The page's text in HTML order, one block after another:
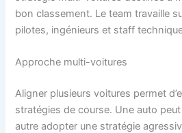
bon classement. Le team travaille
pilotes, ingénieurs et staff
Approche multi-voitures
Aligner plusieurs voitures permet
stratégies de course. Une auto
autre adopter une stratégie